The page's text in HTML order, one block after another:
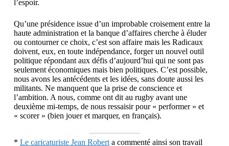
l’espoir.
Qu’une présidence issue d’un improbable croisement entre la
haute administration et la banque d’affaires cherche à éluder
ou contourner ce choix, c’est son affaire mais les Radicaux
doivent, eux, en toute indépendance, forger un nouvel outil
politique répondant aux défis d’aujourd’hui qui ne sont pas
seulement économiques mais bien politiques. C’est possible,
nous avons les antécédents et les idées, sans doute aussi les
militants. Ne manquent que la prise de conscience et
l’ambition. A nous, comme ont dit au rugby avant une
deuxième mi-temps, de nous ressaisir pour « performer » et
« scorer » (bien jouer et marquer, en français).
* Le caricaturiste Jean Roberta commenté ainsi son travail